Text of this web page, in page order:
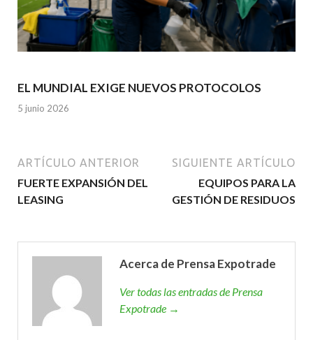
EL MUNDIAL EXIGE NUEVOS PROTOCOLOS
5 junio 2026
ARTÍCULO ANTERIOR
FUERTE EXPANSIÓN DEL
LEASING
SIGUIENTE ARTÍCULO
EQUIPOS PARA LA
GESTIÓN DE RESIDUOS
Acerca de Prensa Expotrade
Ver todas las entradas de Prensa
Expotrade →